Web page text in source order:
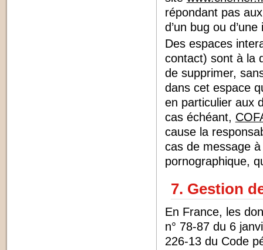
répondant pas
d’un bug ou
Des espaces
contact) sont à la
de supprimer,
dans cet espace
en particulier aux
cas échéant,
cause la
cas de message
pornographique,
7. Gestion
En France, les
n° 78-87 du 6
226-13 du Code